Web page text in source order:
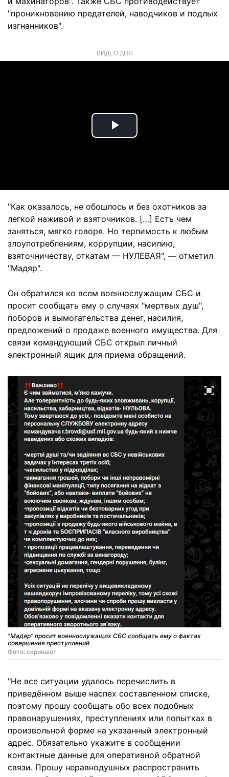
"проникновению предателей, наводчиков и подлых
изгнанников".
ВИДЕО ДНЯ
Play
"Как оказалось, не обошлось и без охотников за
легкой наживой и взяточников. […] Есть чем
заняться, мягко говоря. Но терпимость к любым
злоупотреблениям, коррупции, насилию,
взяточничеству, откатам — НУЛЕВАЯ", — отметил
"Мадяр".
Он обратился ко всем военнослужащим СБС и
просит сообщать ему о случаях "мертвых душ",
поборов и вымогательства денег, насилия,
предложений о продаже военного имущества. Для
связи командующий СБС открыл личный
электронный ящик для приема обращений.
"Мадяр" просит военнослужащих СБС сообщать ему о фактах
совершения преступлений
Фото: скриншот
"Не все ситуации удалось перечислить в
приведённом выше наспех составленном списке,
поэтому прошу сообщать обо всех подобных
правонарушениях, преступлениях или попытках в
произвольной форме на указанный электронный
адрес. Обязательно укажите в сообщении
контактные данные для оперативной обратной
связи. Прошу неравнодушных распространить